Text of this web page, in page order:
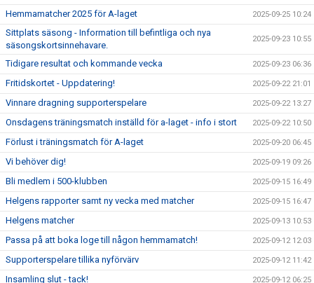
Hemmamatcher 2025 för A-laget 2025-09-25 10:24
Sittplats säsong - Information till befintliga och nya
säsongskortsinnehavare.
2025-09-23 10:55
Tidigare resultat och kommande vecka 2025-09-23 06:36
Fritidskortet - Uppdatering! 2025-09-22 21:01
Vinnare dragning supporterspelare 2025-09-22 13:27
Onsdagens träningsmatch inställd för a-laget - info i stort 2025-09-22 10:50
Förlust i träningsmatch för A-laget 2025-09-20 06:45
Vi behöver dig! 2025-09-19 09:26
Bli medlem i 500-klubben 2025-09-15 16:49
Helgens rapporter samt ny vecka med matcher 2025-09-15 16:47
Helgens matcher 2025-09-13 10:53
Passa på att boka loge till någon hemmamatch! 2025-09-12 12:03
Supporterspelare tillika nyförvärv 2025-09-12 11:42
Insamling slut - tack! 2025-09-12 06:25